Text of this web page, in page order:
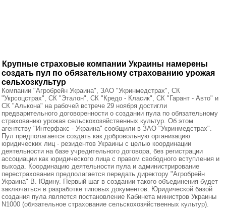
Крупные страховые компании Украины намерены
создать пул по обязательному страхованию урожая
сельхозкультур
Компании "Агробрейн Украина", ЗАО "Укринмедстрах", СК
"Укрсоцстрах", СК "Эталон", СК "Кредо - Класик", СК "Гарант - Авто" и
СК "Алькона" на рабочей встрече 29 ноября достигли
предварительного договоренности о создании пула по обязательному
страхованию урожая сельскохозяйственных культур. Об этом
агентству "Интерфакс - Украина" сообщили в ЗАО "Укринмедстрах".
Пул предполагается создать как добровольную организацию
юридических лиц - резидентов Украины с целью координации
деятельности на базе учредительного договора, без регистрации
ассоциации как юридического лица с правом свободного вступления и
выхода. Координацию деятельности пула и администрирование
перестрахования предполагается передать директору "Агробрейн
Украина" В. Юдину. Первый шаг в создании такого объединения будет
заключаться в разработке типовых документов. Юридической базой
создания пула является постановление Кабинета министров Украины
N1000 (обязательное страхование сельскохозяйственных культур).